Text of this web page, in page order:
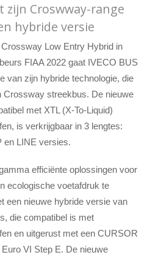
zijn Croswway-range
hybride versie
Low Entry Hybrid in
FIAA 2022 gaat IVECO BUS
van zijn hybride technologie, die
Crossway streekbus. De nieuwe
met XTL (X-To-Liquid)
is verkrijgbaar in 3 lengtes:
en LINE versies.
efficiënte oplossingen voor
ecologische voetafdruk te
een nieuwe hybride versie van
die compatibel is met
en uitgerust met een CURSOR
VI Step E. De nieuwe